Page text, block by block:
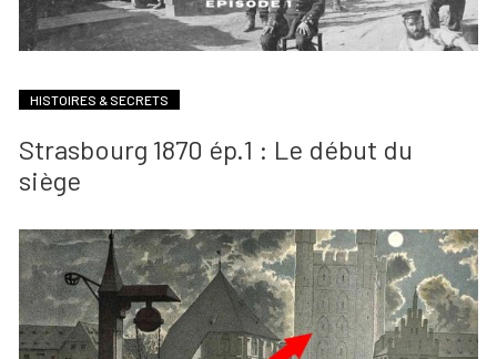
HISTOIRES & SECRETS
Strasbourg 1870 ép.1 : Le début du
siège